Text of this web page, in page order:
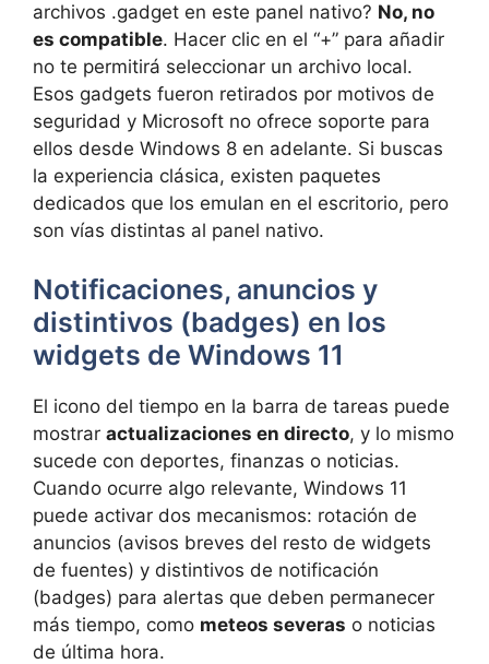
archivos .gadget en este panel nativo? No, no
es compatible. Hacer clic en el “+” para añadir
no te permitirá seleccionar un archivo local.
Esos gadgets fueron retirados por motivos de
seguridad y Microsoft no ofrece soporte para
ellos desde Windows 8 en adelante. Si buscas
la experiencia clásica, existen paquetes
dedicados que los emulan en el escritorio, pero
son vías distintas al panel nativo.
Notificaciones, anuncios y
distintivos (badges) en los
widgets de Windows 11
El icono del tiempo en la barra de tareas puede
mostrar actualizaciones en directo, y lo mismo
sucede con deportes, finanzas o noticias.
Cuando ocurre algo relevante, Windows 11
puede activar dos mecanismos: rotación de
anuncios (avisos breves del resto de widgets
de fuentes) y distintivos de notificación
(badges) para alertas que deben permanecer
más tiempo, como meteos severas o noticias
de última hora.